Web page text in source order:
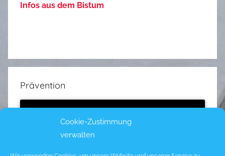
Cookie-Zustimmung
verwalten
Infos aus dem Bistum
Prävention
Klicke hier, um Marketing-Cookies zu
akzeptieren und diesen Inhalt zu aktivieren